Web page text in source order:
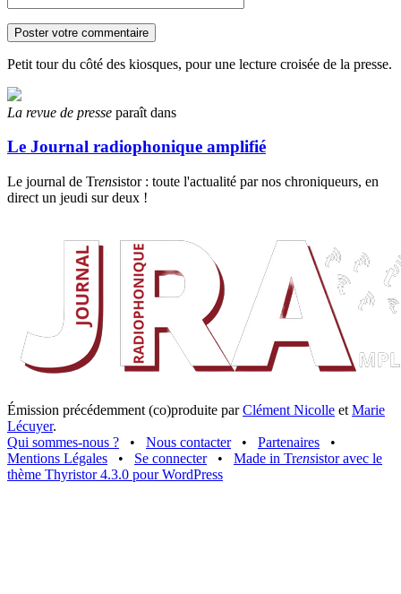
Petit tour du côté des kiosques, pour une lecture croisée de la presse.
La revue de presse paraît dans
Le Journal radiophonique amplifié
Le journal de Trensistor : toute l'actualité par nos chroniqueurs, en
direct un jeudi sur deux !
Émission précédemment (co)produite parClément Nicolle et Marie
Lécuyer.
Qui sommes-nous ?
• Nous contacter • Partenaires
•
Mentions Légales
• Se connecter • Made in Trensistor avec le
thème Thyristor 4.3.0 pour WordPress